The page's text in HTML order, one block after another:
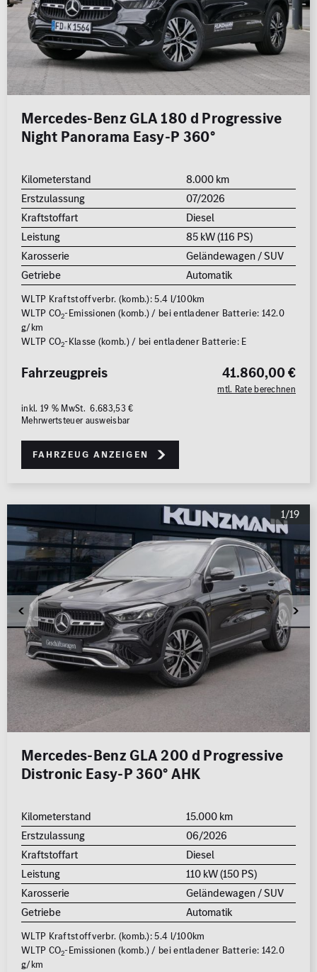
Mercedes-Benz GLA 180 d Progressive
Night Panorama Easy-P 360°
Kilometerstand
8.000 km
Erstzulassung
07/2026
Kraftstoffart
Diesel
Leistung
85 kW (116 PS)
Karosserie
Geländewagen / SUV
Getriebe
Automatik
WLTP Kraftstoffverbr. (komb.): 5.4 l/100km
WLTP CO2-Emissionen (komb.) / bei entladener Batterie: 142.0
g/km
WLTP CO2-Klasse (komb.) / bei entladener Batterie: E
41.860,00 €
mtl. Rate berechnen
Fahrzeugpreis
inkl. 19 % MwSt. 6.683,53 €
Mehrwertsteuer ausweisbar
Fahrzeug anzeigen
1/19
Mercedes-Benz GLA 200 d Progressive
Distronic Easy-P 360° AHK
Kilometerstand
15.000 km
Erstzulassung
06/2026
Kraftstoffart
Diesel
Leistung
110 kW (150 PS)
Karosserie
Geländewagen / SUV
Getriebe
Automatik
WLTP Kraftstoffverbr. (komb.): 5.4 l/100km
WLTP CO2-Emissionen (komb.) / bei entladener Batterie: 142.0
g/km